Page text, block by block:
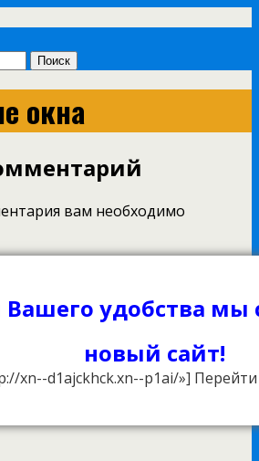
окна
вам необходимо
Вашего удобства мы
новый сайт!
xn--d1ajckhck.xn--p1ai/»]